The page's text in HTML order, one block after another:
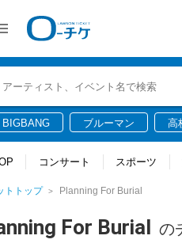
BIGBANG ブルーマン 高
コンサート スポーツ
トトップ Planning For Burial
For Burial の